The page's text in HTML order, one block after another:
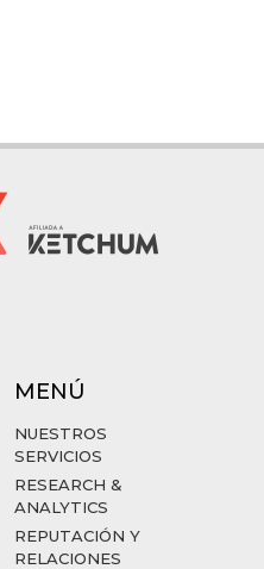
MENÚ
NUESTROS
SERVICIOS
RESEARCH &
ANALYTICS
REPUTACIÓN Y
RELACIONES